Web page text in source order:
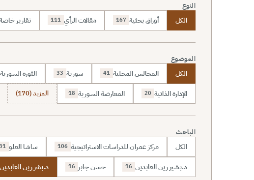
النوع
الكل أوراق بحثية 167 مقالات الرأي 111 تقارير
الموضوع
الكل المجالس المحلية 41 سورية 33 الثورة السورية
الإدارة الذاتية 20 المعارضة السورية 18 المزيد (170)
الباحث
الكل مركز عمران للدراسات الاستراتيجية 106 ساشا العلو
د.بشير زين العابدين 16 حسن جابر 16 د.بشر زين العابدين